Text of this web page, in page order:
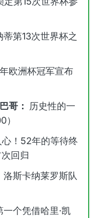
蒂第13次世界杯之
欧洲杯冠军宣布
哥： 历史性的一
！52年的等待终
回归
洛斯卡纳莱罗斯队
一个凭借哈里·凯